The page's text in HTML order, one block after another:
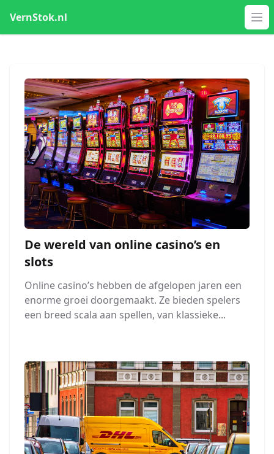
VernStok.nl
De wereld van online casino’s en
slots
Online casino’s hebben de afgelopen jaren een
enorme groei doorgemaakt. Ze bieden spelers
een breed scala aan spellen, van klassieke...